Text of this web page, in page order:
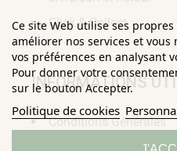
Ce site Web utilise ses
améliorer nos services et
vos préférences en analysant
Pour donner votre
sur le bouton Accepter.
Politique de cookies
Click & Collect
INFORMATIONS
Conditions Générales